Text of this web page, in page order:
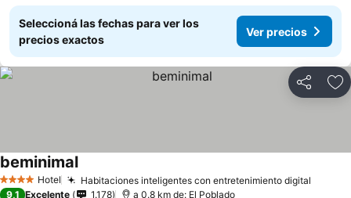
Seleccioná las fechas para ver los
precios exactos
Ver precios
Compartir
4 EstrellasHotel Habitaciones inteligentes con entretenimiento digital
beminimal
9,1 Excelente 1.178 a 0.8 km de: El Poblado